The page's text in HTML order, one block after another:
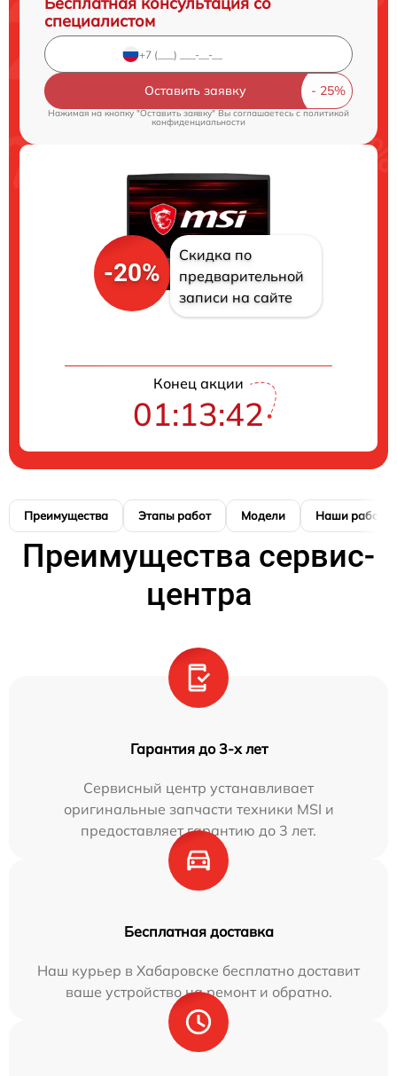
специалистом
Оставить заявку
Нажимая на кнопку "Оставить заявку" Вы соглашаетесь cполитикой
конфиденциальности
-20%
Скидка по
предварительной
записи на сайте
Конец акции
01:13:41
Преимущества Этапы работ Модели Наши работы
Преимущества сервис-
центра
Гарантия до 3-х лет
Сервисный центр устанавливает
оригинальные запчасти техники MSI и
предоставляет гарантию до 3 лет.
Бесплатная доставка
Наш курьер в Хабаровске бесплатно доставит
ваше устройство на ремонт и обратно.